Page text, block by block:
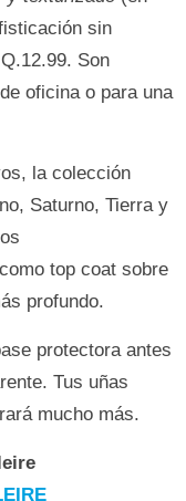
sin
Son
oficina o para una
la colección
Saturno, Tierra y
top coat sobre
profundo.
protectora antes
Tus uñas
mucho más.